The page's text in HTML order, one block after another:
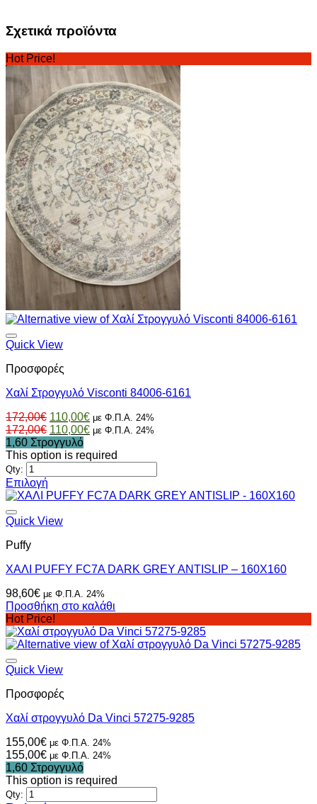
Σχετικά προϊόντα
Hot Price!
Quick View
Προσφορές
Χαλί Στρογγυλό Visconti 84006-6161
172,00€ Original
price
was:
172,00€.
110,00€Η
τρέχουσα
είναι:
με Φ.Π.Α. 24%
172,00€ Original
price
was:
110,00€Η
τιμή
110,00€.
με Φ.Π.Α. 24%
1,60 Στρογγυλό
This option is required
Qty:
Επιλογή
Αυτό
το
προϊόν
πολλαπλές
Οι
μπορούν
να
επιλεγούν
στη
σελίδα
του
προϊόντος
Quick View
Puffy
ΧΑΛΙ PUFFY FC7A DARK GREY ANTISLIP – 160X160
98,60€ με Φ.Π.Α. 24%
Προσθήκη στο καλάθι
Hot Price!
Quick View
Προσφορές
Χαλί στρογγυλό Da Vinci 57275-9285
155,00€ με Φ.Π.Α. 24%
155,00€ με Φ.Π.Α. 24%
1,60 Στρογγυλό
This option is required
Qty: